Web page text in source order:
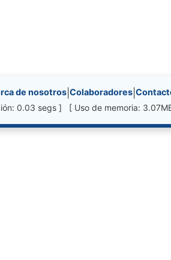
etc.
de nosotros Colaboradores
0.03 segs ] [ Uso de memoria: